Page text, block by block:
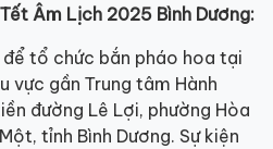
Âm Lịch 2025 Bình Dương:
tổ chức bắn pháo hoa tại
vực gần Trung tâm Hành
đường Lê Lợi, phường Hòa
tỉnh Bình Dương. Sự kiện